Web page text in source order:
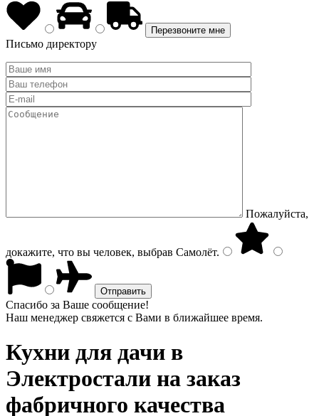
Письмо директору
Пожалуйста,
докажите, что вы человек, выбрав Самолёт.
Спасибо за Ваше сообщение!
Наш менеджер свяжется с Вами в ближайшее время.
Кухни для дачи в
Электростали на заказ
фабричного качества